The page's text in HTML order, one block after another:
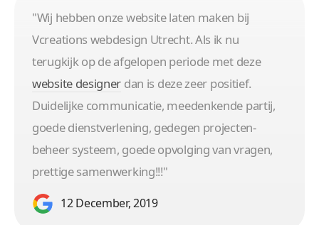
"Wij hebben onze website laten maken bij
Vcreations webdesign Utrecht. Als ik nu
terugkijk op de afgelopen periode met deze
website designer dan is deze zeer positief.
Duidelijke communicatie, meedenkende partij,
goede dienstverlening, gedegen projecten-
beheer systeem, goede opvolging van vragen,
prettige samenwerking!!!"
12 December, 2019